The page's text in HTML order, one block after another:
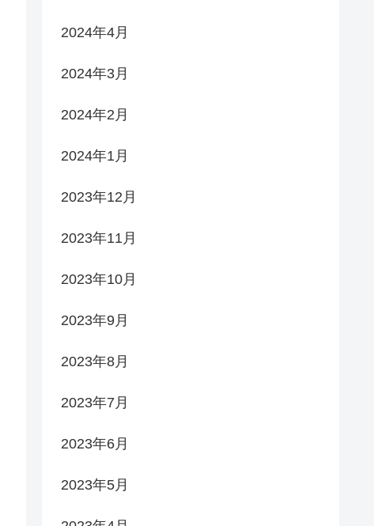
2024年4月
2024年3月
2024年2月
2024年1月
2023年12月
2023年11月
2023年10月
2023年9月
2023年8月
2023年7月
2023年6月
2023年5月